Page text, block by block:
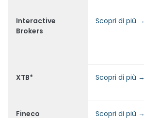
Interactive
Brokers
Scopri di più →
XTB* Scopri di più →
Fineco Scopri di più →